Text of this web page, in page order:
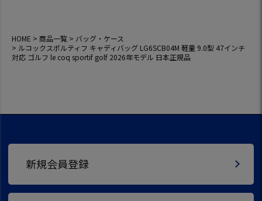
HOME 商品一覧
バッグ・ケース
ルコックスポルティフ キャディバッグ LG6SCB04M 軽量 9.0型 47インチ
対応 ゴルフ le coq sportif golf 2026年モデル 日本正規品
新規会員登録